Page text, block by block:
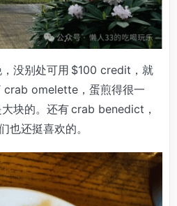
没别处可用 $100 credit，就
crab omelette，蛋煎得很一
块的。还有 crab benedict，
也还挺喜欢的。